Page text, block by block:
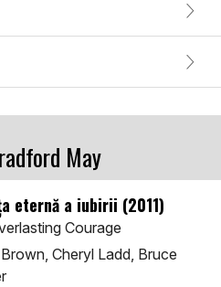
May
eternă a iubirii (2011)
Courage
Cheryl Ladd, Bruce